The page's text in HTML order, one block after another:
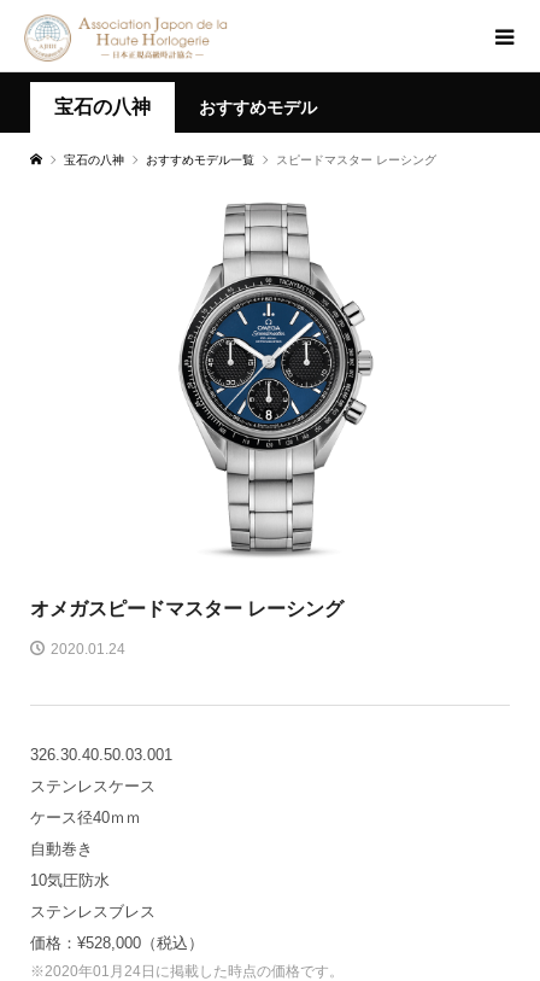
宝石の八神 おすすめモデル
宝石の八神 おすすめモデル一覧 スピードマスター レーシング
オメガスピードマスター レーシング
2020.01.24
326.30.40.50.03.001
ステンレスケース
ケース径40ｍｍ
自動巻き
10気圧防水
ステンレスブレス
価格：¥528,000（税込）
※2020年01月24日に掲載した時点の価格です。